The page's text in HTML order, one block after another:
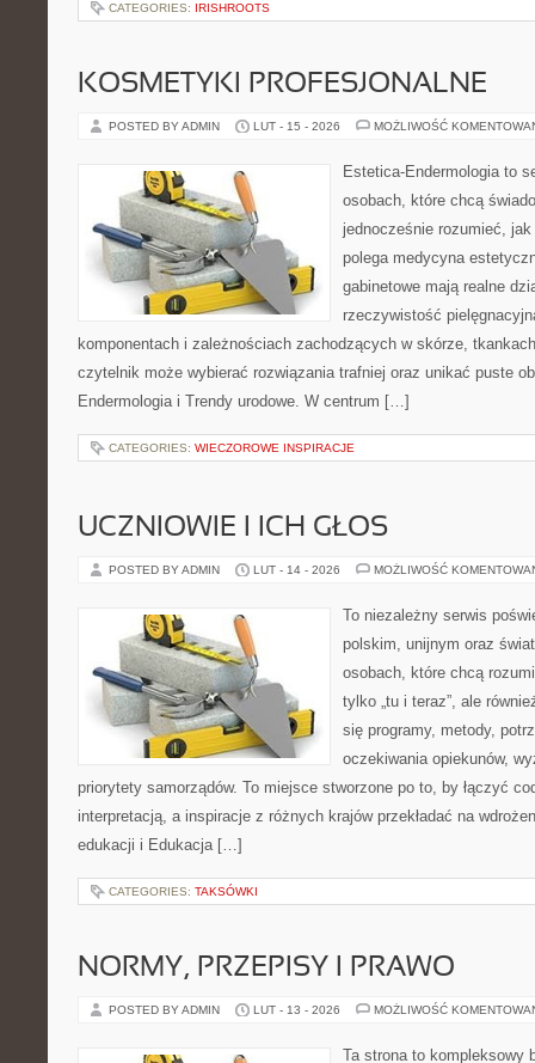
CATEGORIES: IRISHROOTS
KOSMETYKI PROFESJONALNE
POSTED BY ADMIN LUT - 15 - 2026 MOŻLIWOŚĆ
Estetica-Endermologia to
osobach, które chcą
jednocześnie rozumieć,
polega medycyna
gabinetowe mają realne
rzeczywistość
komponentach i zależnościach zachodzących w skórze,
czytelnik może wybierać rozwiązania trafniej oraz unikać puste
Endermologia i Trendy urodowe. W centrum […]
CATEGORIES: WIECZOROWE INSPIRACJE
UCZNIOWIE I ICH GŁOS
POSTED BY ADMIN LUT - 14 - 2026 MOŻLIWOŚĆ
To niezależny serwis
polskim, unijnym oraz
osobach, które chcą
tylko „tu i teraz”, ale
się programy, metody,
oczekiwania opiekunów,
priorytety samorządów. To miejsce stworzone po to, by łączyć
interpretacją, a inspiracje z różnych krajów przekładać na
edukacji i Edukacja […]
CATEGORIES: TAKSÓWKI
NORMY, PRZEPISY I PRAWO
POSTED BY ADMIN LUT - 13 - 2026 MOŻLIWOŚĆ
Ta strona to kompleksowy